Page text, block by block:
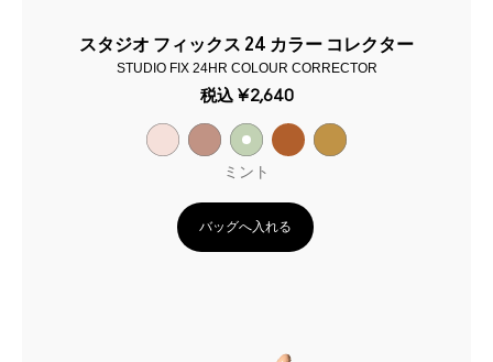
スタジオ フィックス 24 カラー コレクター
STUDIO FIX 24HR COLOUR CORRECTOR
税込 ¥2,640
ミント
バッグへ入れる